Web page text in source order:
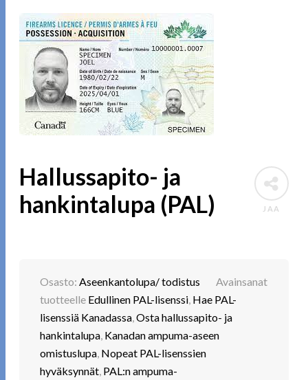
JAA
Hallussapito- ja
hankintalupa (PAL)
Osasto:Aseenkantolupa/ todistus
Avainsanat
tuotteelle Edullinen PAL-lisenssi, Hae PAL-
lisenssiä Kanadassa,Osta hallussapito- ja
hankintalupa, Kanadan ampuma-aseen
omistuslupa, Nopeat PAL-lisenssien
hyväksynnät, PAL:n ampuma-